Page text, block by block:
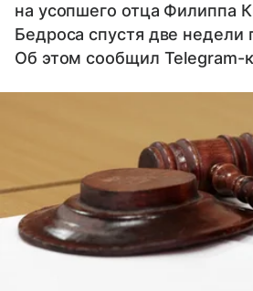
на усопшего отца Филиппа
Бедроса спустя две недели
Об этом сообщил Telegram-